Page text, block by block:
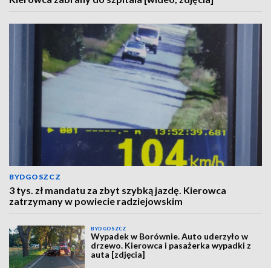
BYDGOSZCZ
3 tys. zł mandatu za zbyt szybką jazdę. Kierowca
zatrzymany w powiecie radziejowskim
BYDGOSZCZ
Wypadek w Borównie. Auto uderzyło w
drzewo. Kierowca i pasażerka wypadki z
auta [zdjęcia]